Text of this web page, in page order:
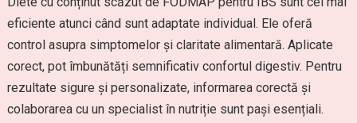
eficiente atunci când sunt adaptate individual. Ele oferă
control asupra simptomelor și claritate alimentară. Aplicate
corect, pot îmbunătăți semnificativ confortul digestiv. Pentru
rezultate sigure și personalizate, informarea corectă și
colaborarea cu un specialist în nutriție sunt pași esențiali.